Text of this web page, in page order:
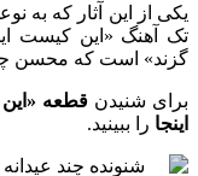
یکی از این آثار که به
تک آهنگ «این کیست
گزند» است که محسن
برای شنیدن قطعه
اینجا را ببینید.